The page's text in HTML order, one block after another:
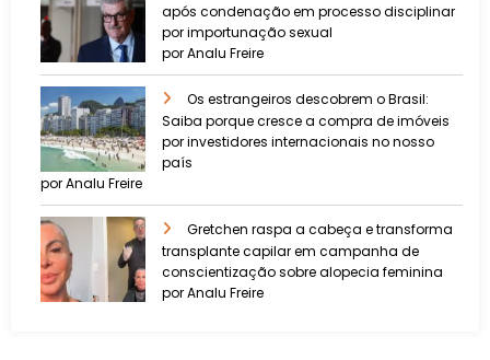
após condenação em processo disciplinar
por importunação sexual
por Analu Freire
Os estrangeiros descobrem o Brasil:
Saiba porque cresce a compra de imóveis
por investidores internacionais no nosso
país
por Analu Freire
Gretchen raspa a cabeça e transforma
transplante capilar em campanha de
conscientização sobre alopecia feminina
por Analu Freire